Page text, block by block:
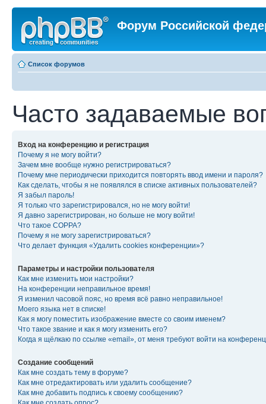
Форум Российской
Список форумов
Часто задаваемые
Вход на конференцию и регистрация
Почему я не могу войти?
Зачем мне вообще нужно регистрироваться?
Почему мне периодически приходится повторять ввод имени и пароля?
Как сделать, чтобы я не появлялся в списке активных пользователей?
Я забыл пароль!
Я только что зарегистрировался, но не могу войти!
Я давно зарегистрирован, но больше не могу войти!
Что такое COPPA?
Почему я не могу зарегистрироваться?
Что делает функция «Удалить cookies конференции»?
Параметры и настройки пользователя
Как мне изменить мои настройки?
На конференции неправильное время!
Я изменил часовой пояс, но время всё равно неправильное!
Моего языка нет в списке!
Как я могу поместить изображение вместе со своим именем?
Что такое звание и как я могу изменить его?
Когда я щёлкаю по ссылке «email», от меня требуют войти на
Создание сообщений
Как мне создать тему в форуме?
Как мне отредактировать или удалить сообщение?
Как мне добавить подпись к своему сообщению?